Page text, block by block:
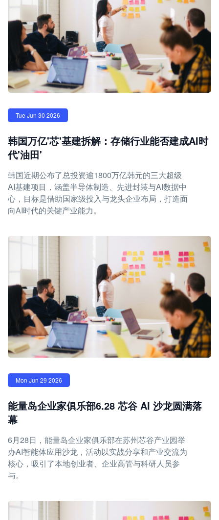
Tue Jun 30 2026
韩国万亿'芯'基建拆解：存储行业能否建成AI时
代'油田'
韩国近期公布了总投资逾1800万亿韩元的三大超级
AI基建项目，涵盖半导体制造、先进封装与AI数据中
心，目标是借助国家级投入与龙头企业布局，打造面
向AI时代的关键产业能力。
Mon Jun 29 2026
能量岛企业家俱乐部6.28 芯谷 AI 沙龙圆满落
幕
6月28日，能量岛企业家俱乐部在苏州芯谷产业园举
办AI智能体应用沙龙，活动以实战分享和产业交流为
核心，吸引了本地创业者、企业高管与科研人员参
与。